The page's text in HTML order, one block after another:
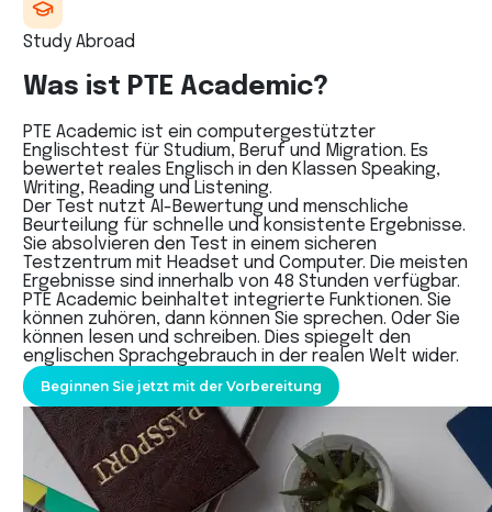
Study Abroad
Was ist PTE Academic?
PTE Academic ist ein computergestützter
Englischtest für Studium, Beruf und Migration. Es
bewertet reales Englisch in den Klassen Speaking,
Writing, Reading und Listening.
Der Test nutzt AI-Bewertung und menschliche
Beurteilung für schnelle und konsistente Ergebnisse.
Sie absolvieren den Test in einem sicheren
Testzentrum mit Headset und Computer. Die meisten
Ergebnisse sind innerhalb von 48 Stunden verfügbar.
PTE Academic beinhaltet integrierte Funktionen. Sie
können zuhören, dann können Sie sprechen. Oder Sie
können lesen und schreiben. Dies spiegelt den
englischen Sprachgebrauch in der realen Welt wider.
Beginnen Sie jetzt mit der Vorbereitung